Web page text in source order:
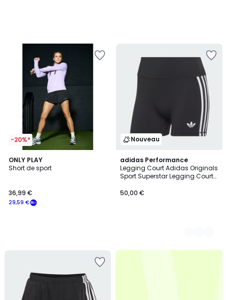
-20%*
ONLY PLAY
Short de sport
29,59 €
36,99 €
Nouveau
adidas Performance
Legging Court Adidas Originals
Sport Superstar Legging Court
Superstar
50,00 €
3
Couleurs